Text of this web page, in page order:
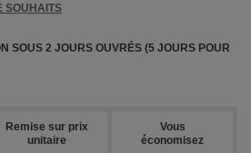
SOUHAITS
SOUS 2 JOURS OUVRÉS (5 JOURS POUR
Remise sur prix
unitaire
Vous
économisez